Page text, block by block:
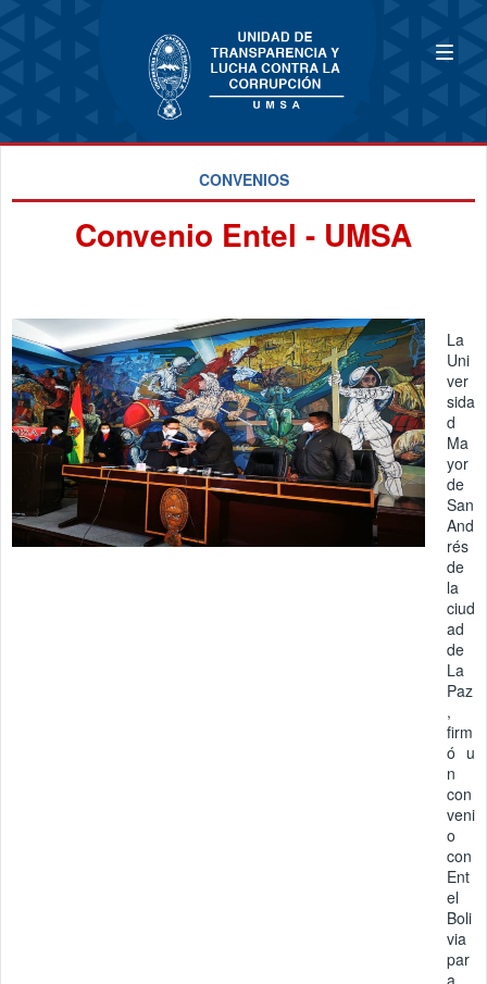
CONVENIOS
Convenio Entel - UMSA
La
Uni
ver
sida
d
Ma
yor
de
San
And
rés
de
la
ciud
ad
de
La
Paz
,
firm
ó u
n
con
veni
o
con
Ent
el
Boli
via
par
a